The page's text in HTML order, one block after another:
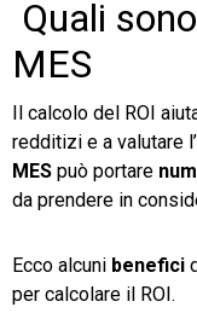
Quali
MES
Il calcolo del ROI
redditizi e a valutare
MES può portare
da prendere in
Ecco alcuni benefici
per calcolare il ROI.